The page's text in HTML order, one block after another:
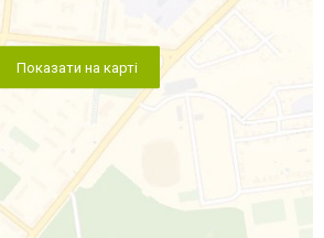
Показати на карті